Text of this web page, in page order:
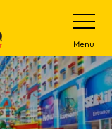
打
开
网
站
菜
单
Menu